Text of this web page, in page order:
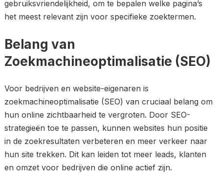
gebruiksvriendelijkheid, om te bepalen welke pagina’s
het meest relevant zijn voor specifieke zoektermen.
Belang van
Zoekmachineoptimalisatie (SEO)
Voor bedrijven en website-eigenaren is
zoekmachineoptimalisatie (SEO) van cruciaal belang om
hun online zichtbaarheid te vergroten. Door SEO-
strategieën toe te passen, kunnen websites hun positie
in de zoekresultaten verbeteren en meer verkeer naar
hun site trekken. Dit kan leiden tot meer leads, klanten
en omzet voor bedrijven die online actief zijn.